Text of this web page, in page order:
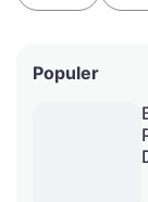
Populer